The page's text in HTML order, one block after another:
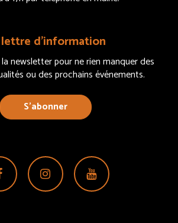
d’information
newsletter pour ne rien manquer des
ou des prochains événements.
S’abonner
Lien
vers
Lien
vers